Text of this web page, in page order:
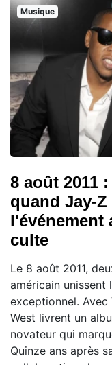
Musique
8 août 2011
quand Jay-
l'événement
culte
Le 8 août 2011,
américain
exceptionnel.
West livrent un
novateur qui
Quinze ans après